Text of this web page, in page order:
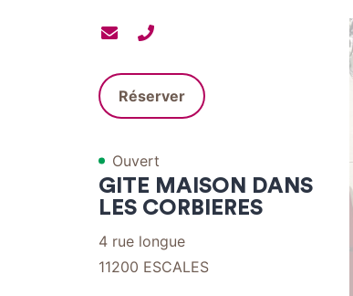
Contacter
mail téléphone
Réserver
Ouvert
GITE MAISON DANS
LES CORBIERES
4 rue longue
11200 ESCALES